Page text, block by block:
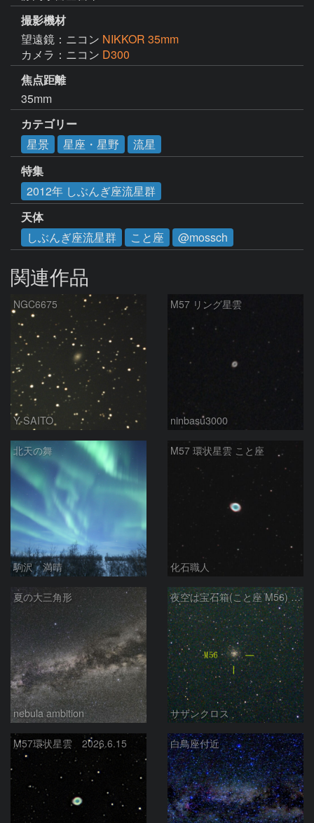
撮影機材
望遠鏡：ニコン NIKKOR 35mm
カメラ：ニコン D300
焦点距離
35mm
カテゴリー
星景
星座・星野
流星
特集
2012年 しぶんぎ座流星群
天体
しぶんぎ座流星群
こと座 @mossch
関連作品
NGC6675
Y-SAITO
M57 リング星雲
ninbasu3000
北天の舞
駒沢 満晴
M57 環状星雲 こと座
化石職人
夏の大三角形
nebula ambition
夜空は宝石箱(こと座 M56) Seestar50
サザンクロス
M57環状星雲 2026.6.15 白鳥座付近